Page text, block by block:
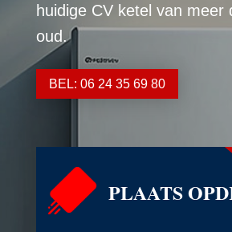
huidige CV ketel van meer
oud.
BEL: 06 24 35 69 80
PLAATS